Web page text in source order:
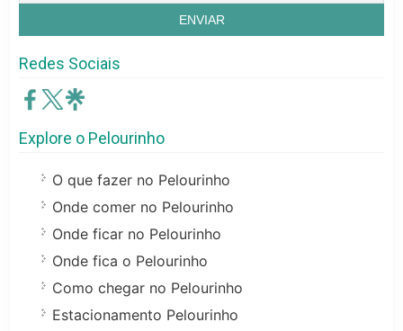
Redes Sociais
Explore o Pelourinho
O que fazer no Pelourinho
Onde comer no Pelourinho
Onde ficar no Pelourinho
Onde fica o Pelourinho
Como chegar no Pelourinho
Estacionamento Pelourinho